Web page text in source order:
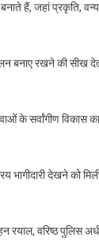
हैं, जहां प्रकृति,
बनाए रखने की सीख
के सर्वांगीण विकास
देखने को
रयाल, वरिष्ठ पुलिस